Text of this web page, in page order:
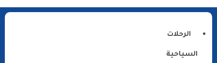
الرحلات
السياحية